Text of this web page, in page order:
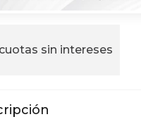
sin intereses